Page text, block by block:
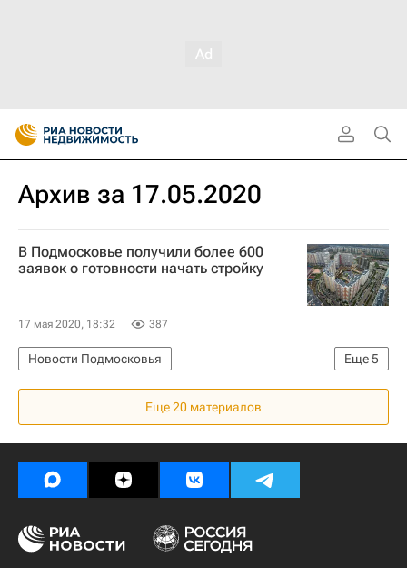
Архив за 17.05.2020
В Подмосковье получили более 600
заявок о готовности начать стройку
17 мая 2020, 18:32 387
Еще5
Новости Подмосковья
Московская область (Подмосковье)
Главгосстройнадзор
Девелоперы
Строительство
Коронавирус COVID-19
Еще 20 материалов